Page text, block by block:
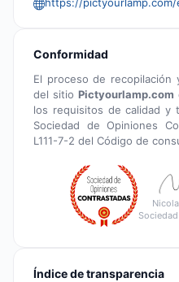
Conformidad
El proceso de recopilación
del sitio Pictyourlamp.com
los requisitos de calidad y
Sociedad de Opiniones
L111-7-2 del Código de
Índice de transparencia